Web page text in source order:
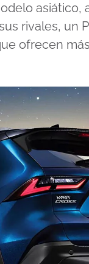
rivales, un
ofrecen